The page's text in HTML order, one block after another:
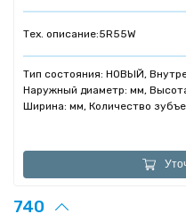
Тех. описание:5R55W
Тип состояния: НОВЫЙ,
Наружный диаметр: мм,
Ширина: мм, Количество
740